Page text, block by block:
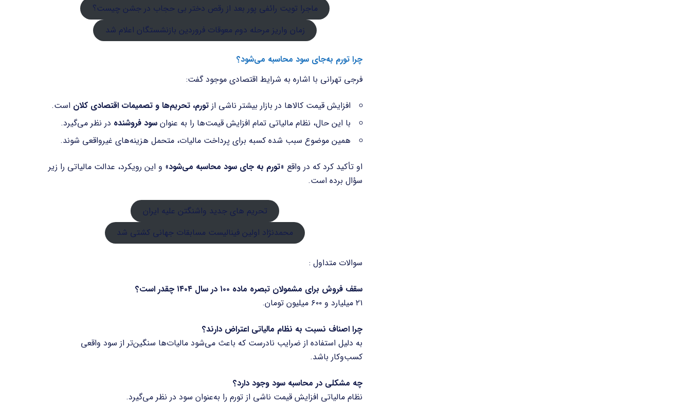
ماجرا تویت رائفی پور بعد از رقص دختر بی حجاب در جشن چیست؟
زمان واریز مرحله دوم معوقات فروردین بازنشستگان اعلام شد
چرا تورم به‌جای سود محاسبه می‌شود؟
فرجی تهرانی با اشاره به شرایط اقتصادی موجود گفت:
افزایش قیمت کالاها در بازار بیشتر ناشی از تورم، تحریم‌ها و تصمیمات اقتصادی کلان است.
با این حال، نظام مالیاتی تمام افزایش قیمت‌ها را به عنوان سود فروشنده در نظر می‌گیرد.
همین موضوع سبب شده کسبه برای پرداخت مالیات، متحمل هزینه‌های غیرواقعی شوند.
او تأکید کرد که در واقع «تورم به جای سود محاسبه می‌شود» و این رویکرد، عدالت مالیاتی را زیر
سؤال برده است.
تحریم های جدید واشنگتن علیه ایران
محمدنژاد اولین فینالیست مسابقات جهانی کشتی شد
سوالات متداول :
سقف فروش برای مشمولان تبصره ماده ۱۰۰ در سال ۱۴۰۴ چقدر است؟
۲۱ میلیارد و ۶۰۰ میلیون تومان.
چرا اصناف نسبت به نظام مالیاتی اعتراض دارند؟
به دلیل استفاده از ضرایب نادرست که باعث می‌شود مالیات‌ها سنگین‌تر از سود واقعی
کسب‌وکار باشد.
چه مشکلی در محاسبه سود وجود دارد؟
نظام مالیاتی افزایش قیمت ناشی از تورم را به‌عنوان سود در نظر می‌گیرد.